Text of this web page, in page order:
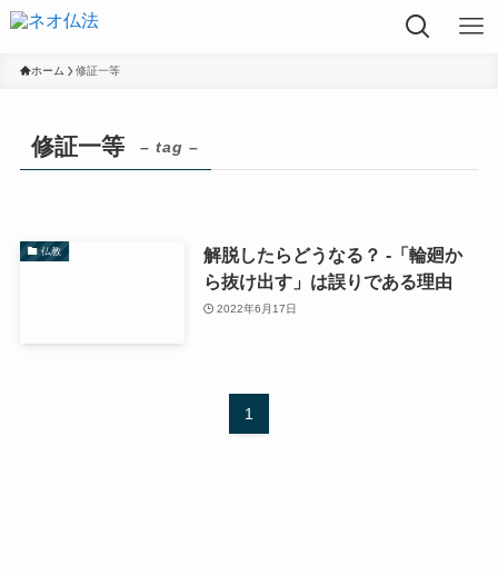
ホーム 修証一等
修証一等 – tag –
仏教
解脱したらどうなる？ -「輪廻か
ら抜け出す」は誤りである理由
2022年6月17日
1